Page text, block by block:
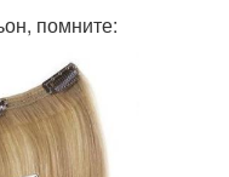
помните: